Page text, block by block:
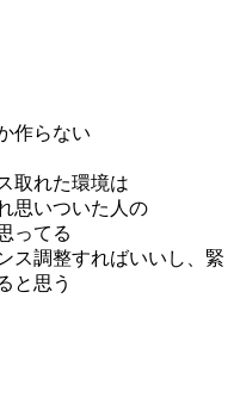
作らない
取れた環境は
思いついた人の
ってる
ス調整すればいいし、緊
と思う